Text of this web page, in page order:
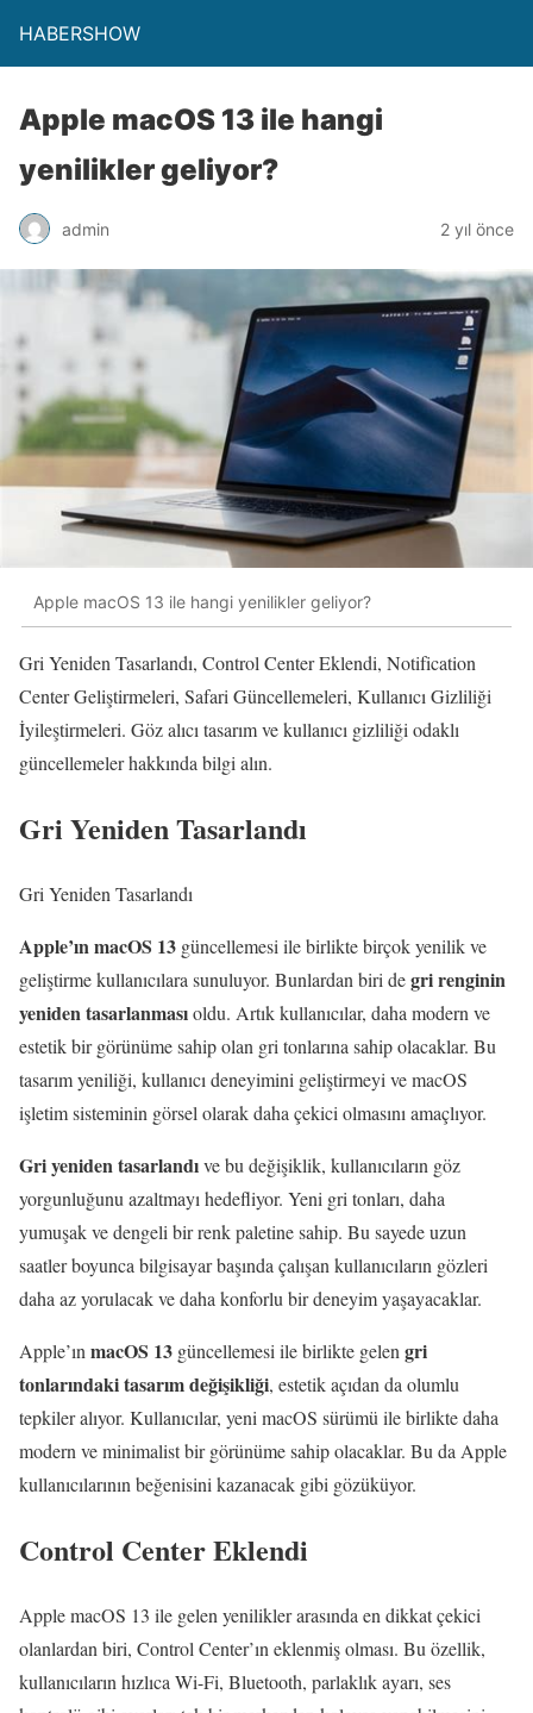
HABERSHOW
Apple macOS 13 ile hangi
yenilikler geliyor?
admin 2 yıl önce
Apple macOS 13 ile hangi yenilikler geliyor?
Gri Yeniden Tasarlandı, Control Center Eklendi, Notification
Center Geliştirmeleri, Safari Güncellemeleri, Kullanıcı Gizliliği
İyileştirmeleri. Göz alıcı tasarım ve kullanıcı gizliliği odaklı
güncellemeler hakkında bilgi alın.
Gri Yeniden Tasarlandı
Gri Yeniden Tasarlandı
Apple’ın macOS 13 güncellemesi ile birlikte birçok yenilik ve
geliştirme kullanıcılara sunuluyor. Bunlardan biri degri renginin
yeniden tasarlanmasıoldu. Artık kullanıcılar, daha modern ve
estetik bir görünüme sahip olan gri tonlarına sahip olacaklar. Bu
tasarım yeniliği, kullanıcı deneyimini geliştirmeyi ve macOS
işletim sisteminin görsel olarak daha çekici olmasını amaçlıyor.
Gri yeniden tasarlandıve bu değişiklik, kullanıcıların göz
yorgunluğunu azaltmayı hedefliyor. Yeni gri tonları, daha
yumuşak ve dengeli bir renk paletine sahip. Bu sayede uzun
saatler boyunca bilgisayar başında çalışan kullanıcıların gözleri
daha az yorulacak ve daha konforlu bir deneyim yaşayacaklar.
Apple’ın macOS 13 güncellemesi ile birlikte gelen gri
tonlarındaki tasarım değişikliği, estetik açıdan da olumlu
tepkiler alıyor. Kullanıcılar, yeni macOS sürümü ile birlikte daha
modern ve minimalist bir görünüme sahip olacaklar. Bu da Apple
kullanıcılarının beğenisini kazanacak gibi gözüküyor.
Control Center Eklendi
Apple macOS 13 ile gelen yenilikler arasında en dikkat çekici
olanlardan biri, Control Center’ın eklenmiş olması. Bu özellik,
kullanıcıların hızlıca Wi-Fi, Bluetooth, parlaklık ayarı, ses